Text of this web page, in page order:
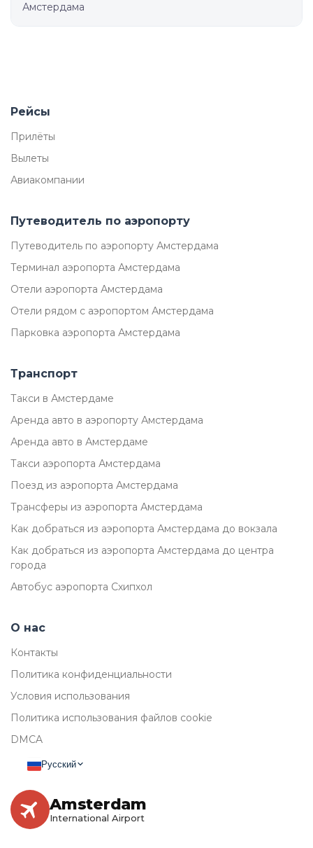
Амстердама
Рейсы
Прилёты
Вылеты
Авиакомпании
Путеводитель по аэропорту
Путеводитель по аэропорту Амстердама
Терминал аэропорта Амстердама
Отели аэропорта Амстердама
Отели рядом с аэропортом Амстердама
Парковка аэропорта Амстердама
Транспорт
Такси в Амстердаме
Аренда авто в аэропорту Амстердама
Аренда авто в Амстердаме
Такси аэропорта Амстердама
Поезд из аэропорта Амстердама
Трансферы из аэропорта Амстердама
Как добраться из аэропорта Амстердама до вокзала
Как добраться из аэропорта Амстердама до центра
города
Автобус аэропорта Схипхол
О нас
Контакты
Политика конфиденциальности
Условия использования
Политика использования файлов cookie
DMCA
Русский
Amsterdam
International Airport